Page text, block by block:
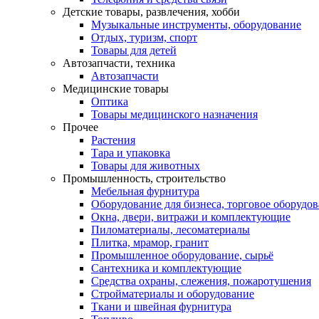
Детские товары, развлечения, хобби
Музыкальные инструменты, оборудование
Отдых, туризм, спорт
Товары для детей
Автозапчасти, техника
Автозапчасти
Медицинские товары
Оптика
Товары медицинского назначения
Прочее
Растения
Тара и упаковка
Товары для животных
Промышленность, строительство
Мебельная фурнитура
Оборудование для бизнеса, торговое
Окна, двери, витражи и комплектующие
Пиломатериалы, лесоматериалы
Плитка, мрамор, гранит
Промышленное оборудование, сырьё
Сантехника и комплектующие
Средства охраны, слежения, пожаротушения
Стройматериалы и оборудование
Ткани и швейная фурнитура